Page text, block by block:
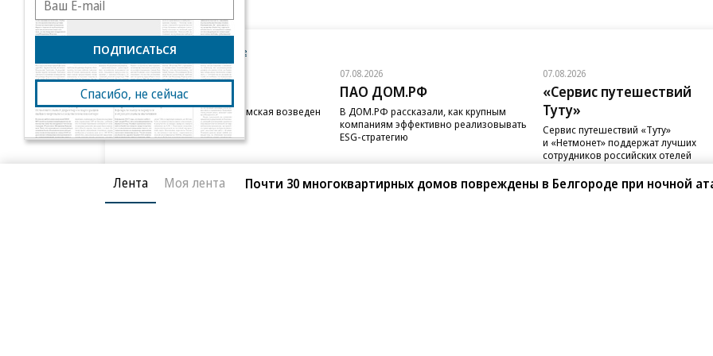
Новости компаний Все
07.08.2026
STONE
Бизнес-центр STONE Римская возведен
в полную высоту
07.08.2026
ПАО ДОМ.РФ
В ДОМ.РФ рассказали, как крупным
компаниям эффективно реализовывать
ESG-стратегию
07.08.2026
«Сервис путешествий
Туту»
Сервис путешествий «Туту»
и «Нетмонет» поддержат лучших
сотрудников российских отелей
Лента Моя лента Почти 30 многоквартирных домов повреждены в Белгороде при ночной
ПОДПИСАТЬСЯ
Спасибо, не сейчас